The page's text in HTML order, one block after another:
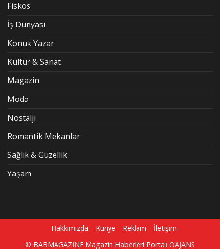
Fiskos
İş Dünyası
Konuk Yazar
Kültür & Sanat
Magazin
Moda
Nostalji
Romantik Mekanlar
Sağlık & Güzellik
Yaşam
Hakkımızda Künye Reklam
İletişim
© BABMAGAZINE Magazin Haberleri Portalı OAJANS